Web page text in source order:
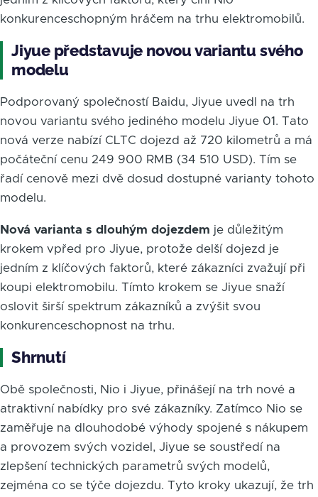
konkurenceschopným hráčem na trhu elektromobilů.
Jiyue představuje novou variantu svého
modelu
Podporovaný společností Baidu, Jiyue uvedl na trh
novou variantu svého jediného modelu Jiyue 01. Tato
nová verze nabízí CLTC dojezd až 720 kilometrů a má
počáteční cenu 249 900 RMB (34 510 USD). Tím se
řadí cenově mezi dvě dosud dostupné varianty tohoto
modelu.
Nová varianta s dlouhým dojezdem je důležitým
krokem vpřed pro Jiyue, protože delší dojezd je
jedním z klíčových faktorů, které zákazníci zvažují při
koupi elektromobilu. Tímto krokem se Jiyue snaží
oslovit širší spektrum zákazníků a zvýšit svou
konkurenceschopnost na trhu.
Shrnutí
Obě společnosti, Nio i Jiyue, přinášejí na trh nové a
atraktivní nabídky pro své zákazníky. Zatímco Nio se
zaměřuje na dlouhodobé výhody spojené s nákupem
a provozem svých vozidel, Jiyue se soustředí na
zlepšení technických parametrů svých modelů,
zejména co se týče dojezdu. Tyto kroky ukazují, že trh